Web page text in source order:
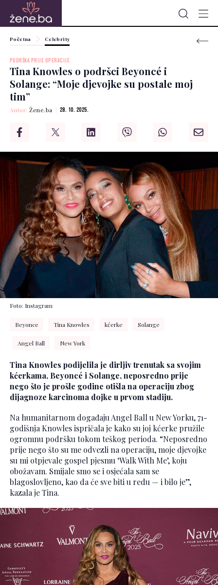
Početna Celebrity
PODRŠKA PRIJE OPERACIJE
Tina Knowles o podršci Beyoncé i
Solange: “Moje djevojke su postale moj
tim”
Autor:Žene.ba 28. 10. 2025.
Foto: Instagram
Beyonce Tina Knowles kćerke Solange
Angel Ball New York
Tina Knowles podijelila je dirljiv trenutak sa svojim
kćerkama, Beyoncé i Solange, neposredno prije
nego što je prošle godine otišla na operaciju zbog
dijagnoze karcinoma dojke u prvom stadiju.
Na humanitarnom događaju Angel Ball u New Yorku, 71-
godišnja Knowles ispričala je kako su joj kćerke pružile
ogromnu podršku tokom teškog perioda. “Neposredno
prije nego što su me odvezli na operaciju, moje djevojke
su mi otpjevale gospel pjesmu ‘Walk With Me’, koju
obožavam. Smijale smo se i osjećala sam se
blagoslovljeno, kao da će sve biti u redu — i bilo je”,
kazala je Tina.